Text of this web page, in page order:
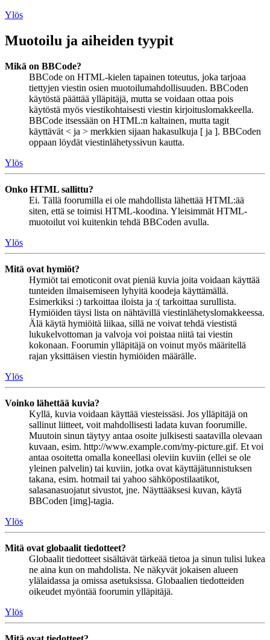
Ylös
Muotoilu ja aiheiden tyypit
Mikä on BBCode?
BBCode on HTML-kielen tapainen toteutus, joka tarjoaa
tiettyjen viestin osien muotoilumahdollisuuden. BBCoden
käytöstä päättää ylläpitäjä, mutta se voidaan ottaa pois
käytöstä myös viestikohtaisesti viestin kirjoituslomakkeella.
BBCode itsessään on HTML:n kaltainen, mutta tagit
käyttävät < ja > merkkien sijaan hakasulkuja [ ja ]. BBCoden
oppaan löydät viestinlähetyssivun kautta.
Ylös
Onko HTML sallittu?
Ei. Tällä foorumilla ei ole mahdollista lähettää HTML:ää
siten, että se toimisi HTML-koodina. Yleisimmät HTML-
muotoilut voi kuitenkin tehdä BBCoden avulla.
Ylös
Mitä ovat hymiöt?
Hymiöt tai emoticonit ovat pieniä kuvia joita voidaan käyttää
tunteiden ilmaisemiseen lyhyitä koodeja käyttämällä.
Esimerkiksi :) tarkoittaa iloista ja :( tarkoittaa surullista.
Hymiöiden täysi lista on nähtävillä viestinlähetyslomakkeessa.
Älä käytä hymiöitä liikaa, sillä ne voivat tehdä viestistä
lukukelvottoman ja valvoja voi poistaa niitä tai viestin
kokonaan. Foorumin ylläpitäjä on voinut myös määritellä
rajan yksittäisen viestin hymiöiden määrälle.
Ylös
Voinko lähettää kuvia?
Kyllä, kuvia voidaan käyttää viesteissäsi. Jos ylläpitäjä on
sallinut liitteet, voit mahdollisesti ladata kuvan foorumille.
Muutoin sinun täytyy antaa osoite julkisesti saatavilla olevaan
kuvaan, esim. http://www.example.com/my-picture.gif. Et voi
antaa osoitetta omalla koneellasi oleviin kuviin (ellei se ole
yleinen palvelin) tai kuviin, jotka ovat käyttäjätunnistuksen
takana, esim. hotmail tai yahoo sähköpostilaatikot,
salasanasuojatut sivustot, jne. Näyttääksesi kuvan, käytä
BBCoden [img]-tagia.
Ylös
Mitä ovat globaalit tiedotteet?
Globaalit tiedotteet sisältävät tärkeää tietoa ja sinun tulisi lukea
ne aina kun on mahdolista. Ne näkyvät jokaisen alueen
ylälaidassa ja omissa asetuksissa. Globaalien tiedotteiden
oikeudet myöntää foorumin ylläpitäjä.
Ylös